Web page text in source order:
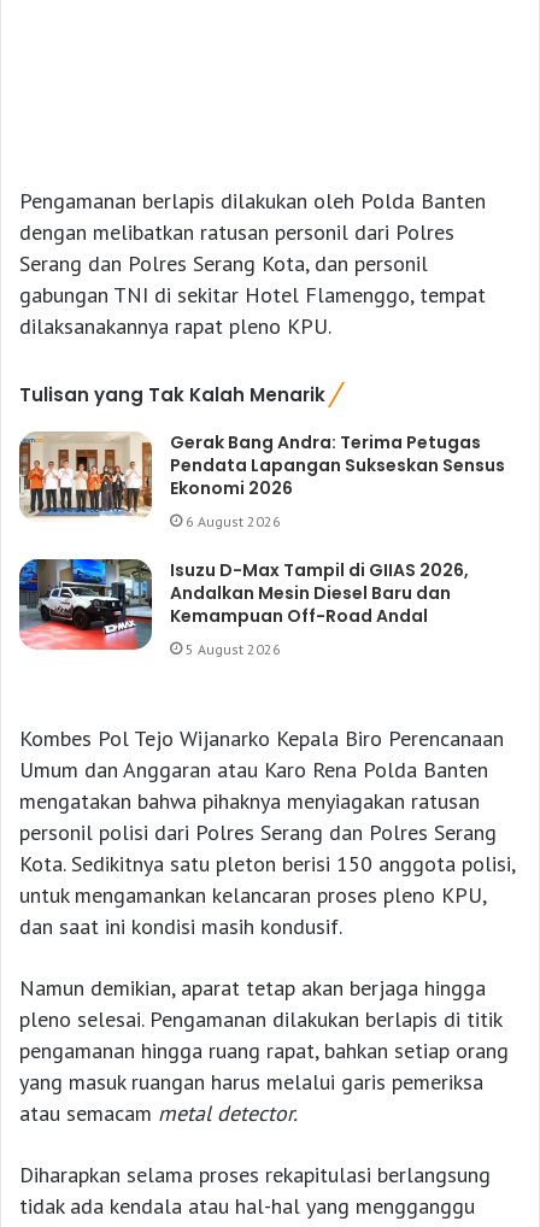
Pengamanan berlapis dilakukan oleh Polda Banten
dengan melibatkan ratusan personil dari Polres
Serang dan Polres Serang Kota, dan personil
gabungan TNI di sekitar Hotel Flamenggo, tempat
dilaksanakannya rapat pleno KPU.
Tulisan yang Tak Kalah Menarik
Gerak Bang Andra: Terima Petugas
Pendata Lapangan Sukseskan Sensus
Ekonomi 2026
6 August 2026
Isuzu D-Max Tampil di GIIAS 2026,
Andalkan Mesin Diesel Baru dan
Kemampuan Off-Road Andal
5 August 2026
Kombes Pol Tejo Wijanarko Kepala Biro Perencanaan
Umum dan Anggaran atau Karo Rena Polda Banten
mengatakan bahwa pihaknya menyiagakan ratusan
personil polisi dari Polres Serang dan Polres Serang
Kota. Sedikitnya satu pleton berisi 150 anggota polisi,
untuk mengamankan kelancaran proses pleno KPU,
dan saat ini kondisi masih kondusif.
Namun demikian, aparat tetap akan berjaga hingga
pleno selesai. Pengamanan dilakukan berlapis di titik
pengamanan hingga ruang rapat, bahkan setiap orang
yang masuk ruangan harus melalui garis pemeriksa
atau semacam metal detector.
Diharapkan selama proses rekapitulasi berlangsung
tidak ada kendala atau hal-hal yang mengganggu